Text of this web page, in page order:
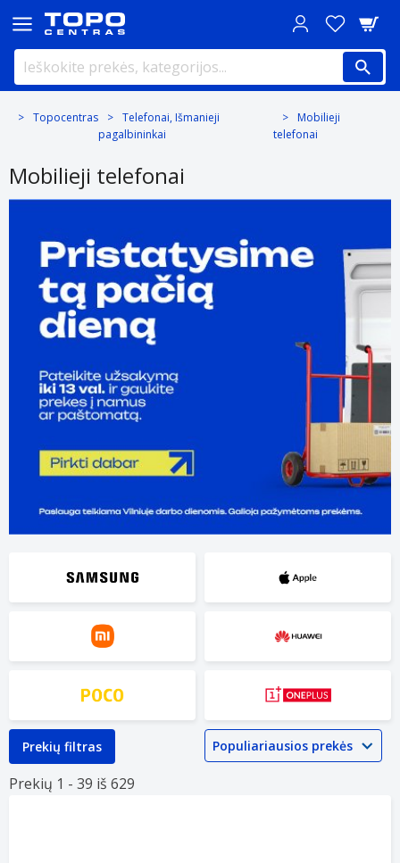
Topocentras
Telefonai, Išmanieji
pagalbininkai
Mobilieji
telefonai
Mobilieji telefonai
Prekių filtras
Prekių 1 - 39 iš 629